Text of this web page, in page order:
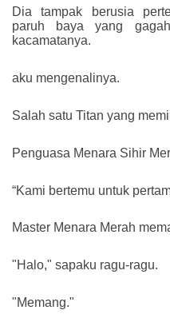
Dia tampak berusia
paruh baya yang
kacamatanya.
aku mengenalinya.
Salah satu Titan yang
Penguasa Menara Sihir
“Kami bertemu untuk
Master Menara Merah
"Halo," sapaku ragu-ragu.
"Memang."